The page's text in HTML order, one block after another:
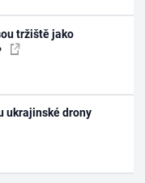
tržiště jako
ukrajinské drony